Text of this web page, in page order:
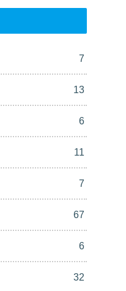
7
13
6
11
7
67
6
32